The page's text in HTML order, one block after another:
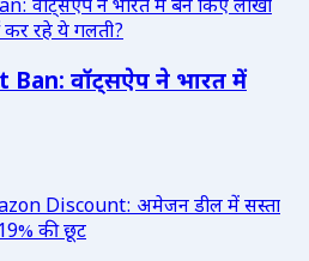
वॉट्सऐप ने भारत में